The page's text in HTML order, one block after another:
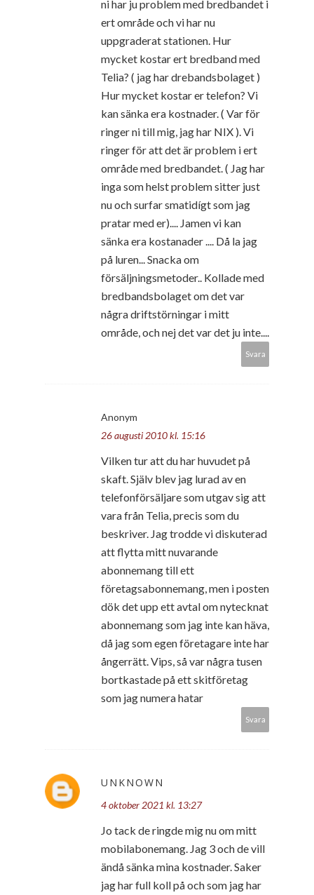
ni har ju problem med bredbandet i
ert område och vi har nu
uppgraderat stationen. Hur
mycket kostar ert bredband med
Telia? ( jag har drebandsbolaget )
Hur mycket kostar er telefon? Vi
kan sänka era kostnader. ( Var för
ringer ni till mig, jag har NIX ). Vi
ringer för att det är problem i ert
område med bredbandet. ( Jag har
inga som helst problem sitter just
nu och surfar smatidígt som jag
pratar med er).... Jamen vi kan
sänka era kostanader .... Då la jag
på luren... Snacka om
försäljningsmetoder.. Kollade med
bredbandsbolaget om det var
några driftstörningar i mitt
område, och nej det var det ju inte....
Svara
Anonym
26 augusti 2010 kl. 15:16
Vilken tur att du har huvudet på
skaft. Själv blev jag lurad av en
telefonförsäljare som utgav sig att
vara från Telia, precis som du
beskriver. Jag trodde vi diskuterad
att flytta mitt nuvarande
abonnemang till ett
företagsabonnemang, men i posten
dök det upp ett avtal om nytecknat
abonnemang som jag inte kan häva,
då jag som egen företagare inte har
ångerrätt. Vips, så var några tusen
bortkastade på ett skitföretag
som jag numera hatar
Svara
UNKNOWN
4 oktober 2021 kl. 13:27
Jo tack de ringde mig nu om mitt
mobilabonemang. Jag 3 och de vill
ändå sänka mina kostnader. Saker
jag har full koll på och som jag har